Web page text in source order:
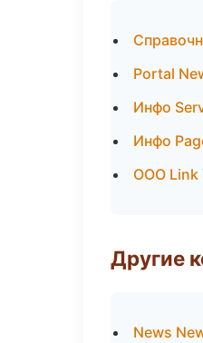
Portal
Инфо
Инфо
ООО Link
Другие
News